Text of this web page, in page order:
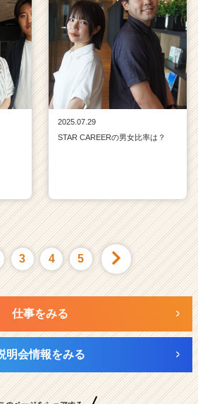
2025.07.29
STAR CAREERの男女比率は？
3 4 5
仕事をみる
明会情報をみる